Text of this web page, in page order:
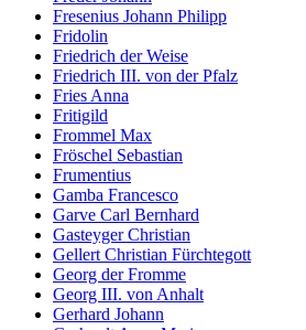
Fresenius Johann Philipp
Fridolin
Friedrich der Weise
Friedrich III. von der Pfalz
Fries Anna
Fritigild
Frommel Max
Fröschel Sebastian
Frumentius
Gamba Francesco
Garve Carl Bernhard
Gasteyger Christian
Gellert Christian Fürchtegott
Georg der Fromme
Georg III. von Anhalt
Gerhard Johann